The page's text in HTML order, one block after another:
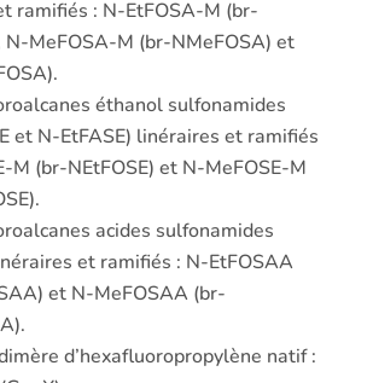
ramifiés : N-EtFOSA-M (br-
N-MeFOSA-M (br-NMeFOSA) et
éthanol sulfonamides
et N-EtFASE) linéraires et ramifiés
M (br-NEtFOSE) et N-MeFOSE-M
acides sulfonamides
et ramifiés : N-EtFOSAA
et N-MeFOSAA (br-
d’hexafluoropropylène natif :